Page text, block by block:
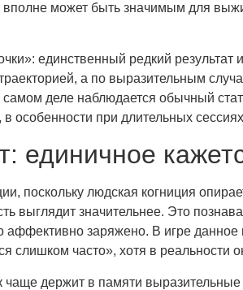
вполне может быть значимым для
единственный редкий результат
а по выразительным
деле наблюдается обычный
особенности при длительных
единичное
поскольку людская когниция
выглядит значительнее. Это
аффективно заряжено. В игре
слишком часто», хотя в реальности
держит в памяти